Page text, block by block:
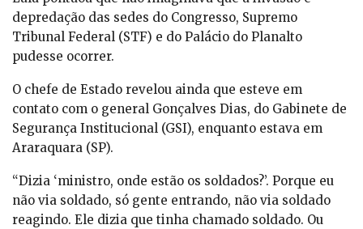
depredação das sedes do Congresso, Supremo
Tribunal Federal (STF) e do Palácio do Planalto
pudesse ocorrer.
O chefe de Estado revelou ainda que esteve em
contato com o general Gonçalves Dias, do Gabinete de
Segurança Institucional (GSI), enquanto estava em
Araraquara (SP).
“Dizia ‘ministro, onde estão os soldados?’. Porque eu
não via soldado, só gente entrando, não via soldado
reagindo. Ele dizia que tinha chamado soldado. Ou